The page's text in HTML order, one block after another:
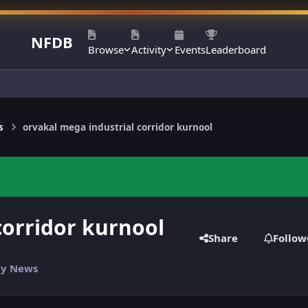
NFDB Browse Activity EventsLeaderboard
orvakal mega industrial corridor kurnool
kurnool Share
News